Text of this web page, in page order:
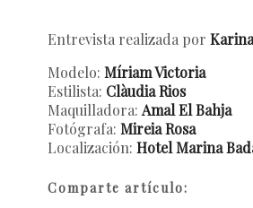
Entrevista realizada por
Modelo: Míriam Victoria
Estilista: Clàudia Rios
Maquilladora: Amal El Bahja
Fotógrafa: Mireia Rosa
Localización: Hotel Marina
Comparte artículo: